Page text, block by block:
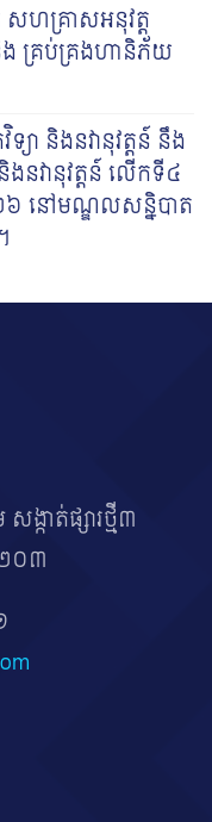
ហគ្រាសអនុវត្ត
គ្រប់គ្រងហានិភ័យ
យា និងនវានុវត្តន៍ នឹង
និងនវានុវត្តន៍ លើកទី៤
៦ នៅមណ្ឌលសន្និបាត
កាត់ផ្សារថ្មី៣
០៣